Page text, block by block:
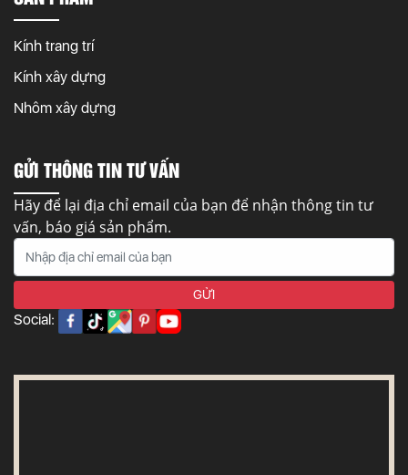
Kính trang trí
Kính xây dựng
Nhôm xây dựng
GỬI THÔNG TIN TƯ VẤN
Hãy để lại địa chỉ email của bạn để nhận thông tin tư
vấn, báo giá sản phẩm.
Social: